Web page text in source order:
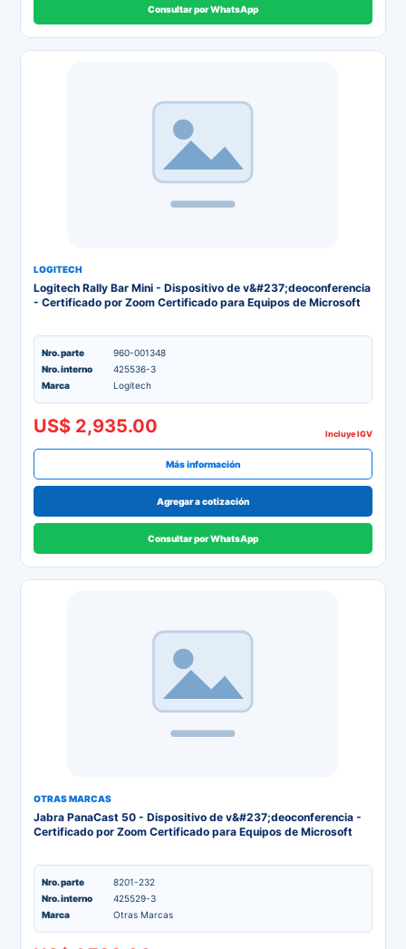
Consultar por WhatsApp
LOGITECH
Logitech Rally Bar Mini - Dispositivo de v&#237;deoconferencia
- Certificado por Zoom Certificado para Equipos de Microsoft
Nro. parte
960-001348
Nro. interno
425536-3
Marca
Logitech
US$ 2,935.00 Incluye IGV
Más información
Agregar a cotización
Consultar por WhatsApp
OTRAS MARCAS
Jabra PanaCast 50 - Dispositivo de v&#237;deoconferencia -
Certificado por Zoom Certificado para Equipos de Microsoft
Nro. parte
8201-232
Nro. interno
425529-3
Marca
Otras Marcas